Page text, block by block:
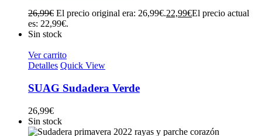
26,99€ El precio original era: 26,99€.22,99€El precio actual
es: 22,99€.
Sin stock
Ver carrito
Detalles Quick View
SUAG Sudadera Verde
26,99€
Sin stock